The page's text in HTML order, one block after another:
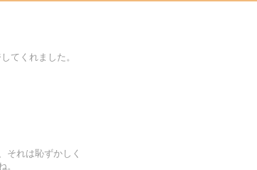
てくれました。
それは恥ずかしく